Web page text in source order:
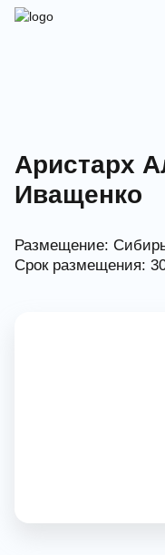
Аристарх
Иващенко
Размещение:
Срок размещения: